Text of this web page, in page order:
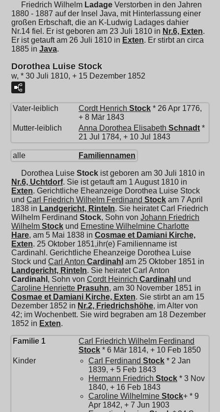
Friedrich Wilhelm Ladage Verstorben in den Jahren
1880 - 1887 auf der Insel Java, mit Hinterlassung einer
großen Erbschaft, die an K-Ludwig Ladages dahier
Nr.14 fiel. Er ist geboren am 23 Juli 1810 in Nr.6, Exten.
Er ist getauft am 26 Juli 1810 in Exten. Er stirbt an circa
1885 in Java.
Dorothea Luise Stock
w, * 30 Juli 1810, + 15 Dezember 1852
Vater-leiblich Cordt Henrich Stock * 26 Apr 1776,
+ 8 Mär 1843
Mutter-leiblich
Anna Dorothea Elisabeth Schnadt *
21 Jul 1784, + 10 Jul 1843
alle Familiennamen
Dorothea Luise Stock ist geboren am 30 Juli 1810 in
Nr.6, Uchtdorf. Sie ist getauft am 1 August 1810 in
Exten. Gerichtliche Eheanzeige Dorothea Luise Stock
und Carl Friedrich Wilhelm Ferdinand Stock am 7 April
1838 in Landgericht, Rinteln. Sie heiratetCarl Friedrich
Wilhelm Ferdinand Stock, Sohn von Johann Friedrich
Wilhelm Stock und Ernestine Wilhelmine Charlotte
Hare, am 5 Mai 1838 in Cosmae et Damiani Kirche,
Exten. 25 Oktober 1851,ihr(e) Familienname ist
Cardinahl. Gerichtliche Eheanzeige Dorothea Luise
Stock und Carl Anton Cardinahl am 25 Oktober 1851 in
Landgericht, Rinteln. Sie heiratetCarl Anton
Cardinahl , Sohn von Cordt Heinrich Cardinahl und
Caroline Henriette Prasuhn, am 30 November 1851 in
Cosmae et Damiani Kirche, Exten. Sie stirbt an am 15
Dezember 1852 in Nr.2, Friedrichshöhe, im Alter von
42; im Wochenbett. Sie wird begraben am 18 Dezember
1852 in Exten.
Familie 1
Carl Friedrich Wilhelm Ferdinand
Stock * 6 Mär 1814, + 10 Feb 1850
Kinder
Carl Ferdinand Stock * 2 Jan
1839, + 5 Feb 1843
Hermann Friedrich Stock * 3 Nov
1840, + 16 Feb 1843
Caroline Wilhelmine Stock+ * 9
Apr 1842, + 7 Jun 1903